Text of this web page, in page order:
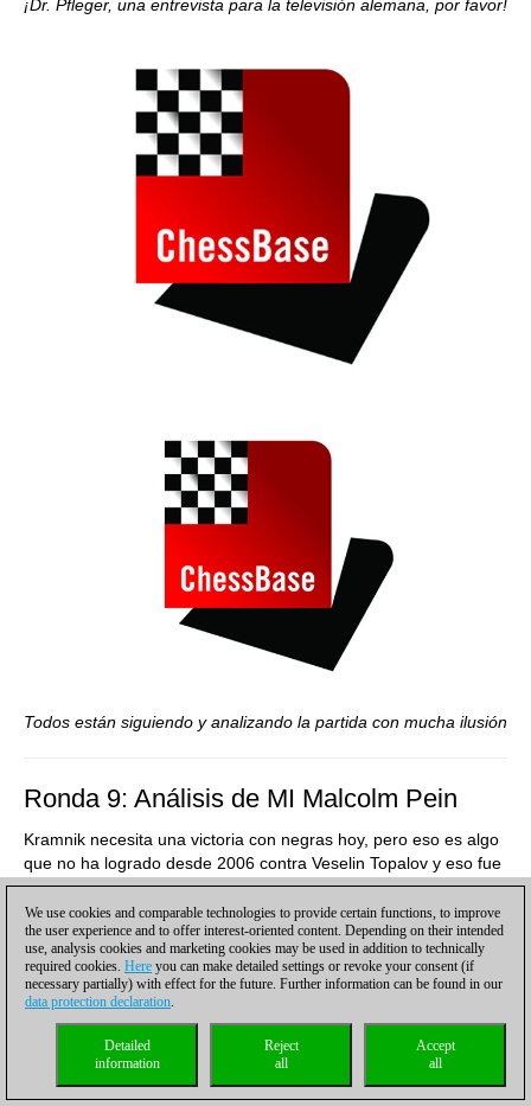
¡Dr. Pfleger, una entrevista para la televisión alemana, por favor!
Todos están siguiendo y analizando la partida con mucha ilusión
Ronda 9: Análisis de MI Malcolm Pein
Kramnik necesita una victoria con negras hoy, pero eso es algo
que no ha logrado desde 2006 contra Veselin Topalov y eso fue
después de que el búlgaro pasasara por alto un mate. A Anand,
sin embargo, solo le hacen falta dos empates más o una sola
victoria para defender su título.
1.d4 d5 2.c4 e6 3.Cf3 Cf6 4.Cc3 c6 5.Ag5 h6 6.Ah4[6.Axf6 es
la Variante Moscú. Anand va a por más. Quizá está con ganas
de terminarlo hoy mismo.]
We use cookies and comparable technologies to provide certain functions, to improve
the user experience and to offer interest-oriented content. Depending on their intended
use, analysis cookies and marketing cookies may be used in addition to technically
required cookies. Here you can make detailed settings or revoke your consent (if
necessary partially) with effect for the future. Further information can be found in our
data protection declaration.
Accept
all
Reject
all
Detailed
information